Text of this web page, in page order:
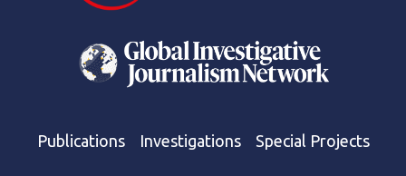
Publications Investigations Special Projects